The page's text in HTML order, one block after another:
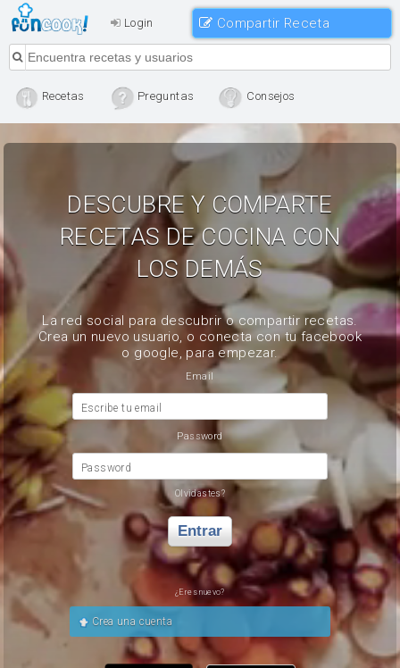
Login
Recetas Preguntas Consejos
DESCUBRE Y COMPARTE
RECETAS DE COCINA CON
LOS DEMÁS
La red social para descubrir o compartir recetas.
Crea un nuevo usuario, o conecta con tu facebook
o google, para empezar.
Email
Escribe tu email
Password
Password
Olvidastes?
Entrar
¿Eres nuevo?
Crea una cuenta
Compartir Receta